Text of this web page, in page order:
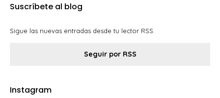
Suscríbete al blog
Sigue las nuevas entradas desde tu lector RSS.
Seguir por RSS
Instagram